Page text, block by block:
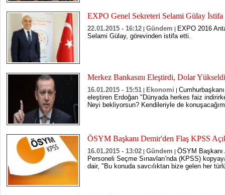
EXPO Genel Sekreteri Selami Gülay İstifa
22.01.2015 - 16:12 | Gündem | EXPO 2016
Selami Gülay, görevinden istifa etti.
Merkez Bankasını Eleştirdi, Dolar Yükseldi
16.01.2015 - 15:51 | Ekonomi |
eleştiren Erdoğan "Dünyada herkes faiz
Neyi bekliyorsun? Kendileriyle de
ÖSYM Başkanı Demir'den Flaş KPSS
16.01.2015 - 13:02 | Gündem | ÖSYM Başkanı
Personeli Seçme Sınavları'nda (KPSS)
dair, "Bu konuda savcılıktan bize gelen her